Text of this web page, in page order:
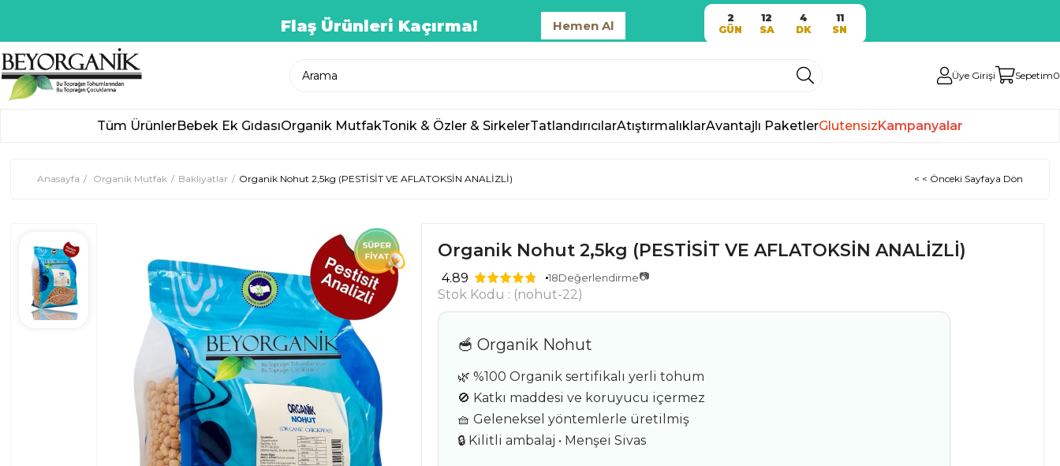
Flaş Ürünleri Kaçırma! Hemen Al
2
GÜN
12
SA
4
DK
10
SN
Üye Girişi Sepetim0
Tüm ÜrünlerBebek Ek GıdasıOrganik MutfakTonik & Özler & SirkelerTatlandırıcılarAtıştırmalıklarAvantajlı PaketlerGlutensizKampanyalar
Anasayfa Organik Mutfak Bakliyatlar Organik Nohut 2,5kg (PESTİSİT VE AFLATOKSİN ANALİZLİ) < < Önceki Sayfaya Dön
Organik Nohut 2,5kg (PESTİSİT VE AFLATOKSİN ANALİZLİ)
4.89 18Değerlendirme📷
Stok Kodu (nohut-22)
🥣 Organik Nohut
🌿 %100 Organik sertifikalı yerli tohum
🚫 Katkı maddesi ve koruyucu içermez
🧺 Geleneksel yöntemlerle üretilmiş
🔒 Kilitli ambalaj • Menşei Sivas